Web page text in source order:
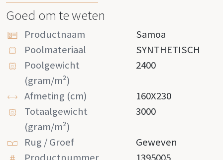
Goed om te weten
Productnaam
Samoa
Poolmateriaal
SYNTHETISCH
Poolgewicht
(gram/m²)
2400
Afmeting (cm)
160X230
Totaalgewicht
(gram/m²)
3000
Rug / Groef
Geweven